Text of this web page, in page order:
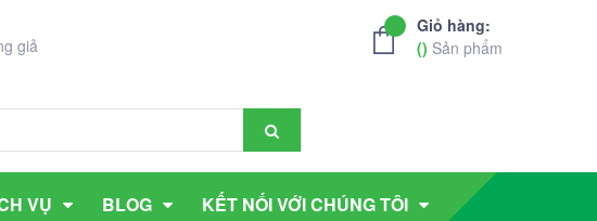
giả
Giỏ hàng:
() Sản phẩm
VỤ BLOG KẾT NỐI VỚI CHÚNG TÔI